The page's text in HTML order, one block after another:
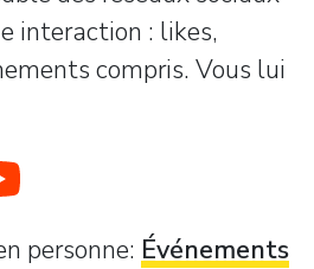
interaction : likes,
compris. Vous lui
personne: Événements